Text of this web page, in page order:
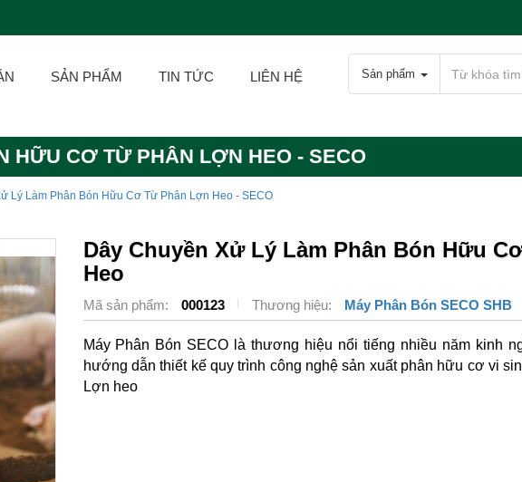
SẢN PHẨM TIN TỨC LIÊN HỆ Sản phẩm
HỮU CƠ TỪ PHÂN LỢN HEO - SECO
Lý Làm Phân Bón Hữu Cơ Từ Phân Lợn Heo - SECO
Dây Chuyền Xử Lý Làm Phân Bón Hữu
Heo
Mã sản phẩm: 000123 Thương hiệu: Máy Phân Bón SECO SHB
Máy Phân Bón SECO là thương hiệu nổi tiếng nhiều năm kinh
hướng dẫn thiết kế quy trình công nghệ sản xuất phân hữu cơ vi
Lợn heo